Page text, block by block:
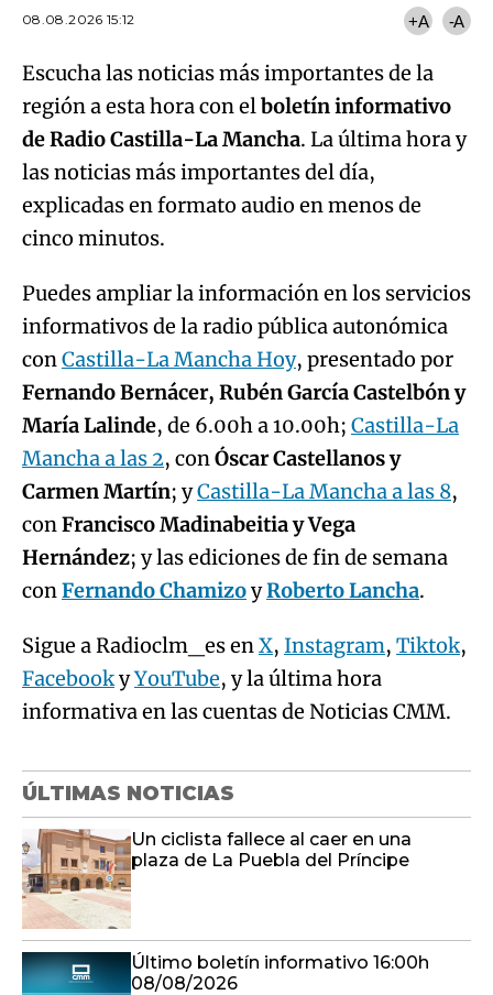
08.08.2026 15:12
+A -A
Escucha las noticias más importantes de la
región a esta hora con elboletín informativo
de Radio Castilla-La Mancha. La última hora y
las noticias más importantes del día,
explicadas en formato audio en menos de
cinco minutos.
Puedes ampliar la información en los servicios
informativos de la radio pública autonómica
conCastilla-La Mancha Hoy, presentado por
Fernando Bernácer, Rubén García Castelbón y
María Lalinde, de 6.00h a 10.00h; Castilla-La
Mancha a las 2, conÓscar Castellanos y
Carmen Martín; yCastilla-La Mancha a las 8,
conFrancisco Madinabeitia y Vega
Hernández; y las ediciones de fin de semana
conFernando ChamizoyRoberto Lancha.
Sigue a Radioclm_es enX, Instagram, Tiktok,
FacebookyYouTube, y la última hora
informativa en las cuentas de Noticias CMM.
ÚLTIMAS NOTICIAS
Un ciclista fallece al caer en una
plaza de La Puebla del Príncipe
Último boletín informativo 16:00h
08/08/2026